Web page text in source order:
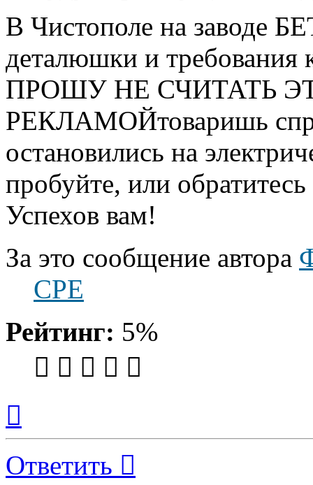
В Чистополе на заводе
деталюшки и требования
ПРОШУ НЕ СЧИТАТЬ
РЕКЛАМОЙтоваришь
остановились на
пробуйте, или
Успехов вам!
За это сообщение автора
CPE
Рейтинг: 5%
началу
Ответить